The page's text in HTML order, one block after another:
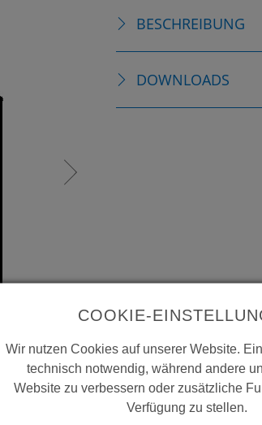
BESCHREIBUNG
DOWNLOADS
COOKIE-
Wir nutzen Cookies auf unserer Website.
technisch notwendig, während andere
Website zu verbessern oder zusätzliche
Verfügung zu stellen.